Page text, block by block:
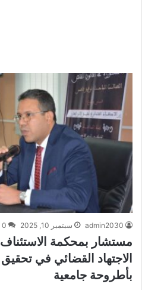
admin2030 سبتمبر 10, 2025 0
مستشار بمحكمة
الاجتهاد القضائي في
بأطروحة جامعية